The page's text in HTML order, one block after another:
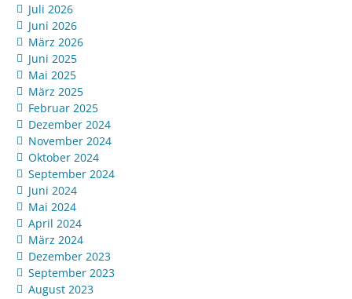
Juli 2026
Juni 2026
März 2026
Juni 2025
Mai 2025
März 2025
Februar 2025
Dezember 2024
November 2024
Oktober 2024
September 2024
Juni 2024
Mai 2024
April 2024
März 2024
Dezember 2023
September 2023
August 2023